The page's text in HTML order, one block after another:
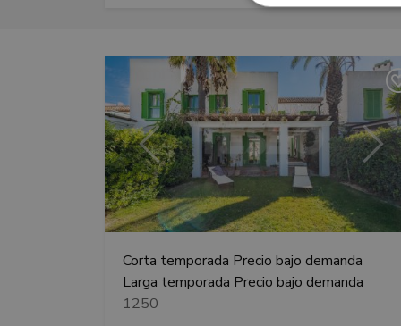
Anterior
Corta temporada Precio bajo demanda
Larga temporada Precio bajo demanda
1250
Las cookies
gestión de cuentas.
Nombre
_GRECAPTCHA